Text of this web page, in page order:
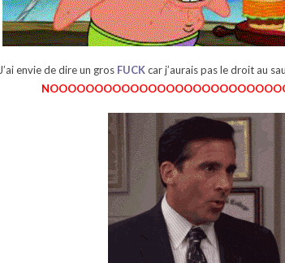
J’ai envie de dire un gros FUCKcar j’aurais pas le droit au